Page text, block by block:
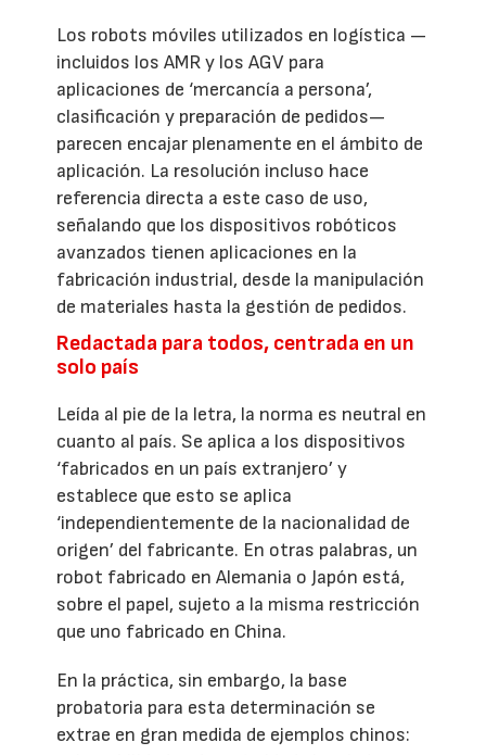
Los robots móviles utilizados en logística —
incluidos los AMR y los AGV para
aplicaciones de ‘mercancía a persona’,
clasificación y preparación de pedidos—
parecen encajar plenamente en el ámbito de
aplicación. La resolución incluso hace
referencia directa a este caso de uso,
señalando que los dispositivos robóticos
avanzados tienen aplicaciones en la
fabricación industrial, desde la manipulación
de materiales hasta la gestión de pedidos.
Redactada para todos, centrada en un
solo país
Leída al pie de la letra, la norma es neutral en
cuanto al país. Se aplica a los dispositivos
‘fabricados en un país extranjero’ y
establece que esto se aplica
‘independientemente de la nacionalidad de
origen’ del fabricante. En otras palabras, un
robot fabricado en Alemania o Japón está,
sobre el papel, sujeto a la misma restricción
que uno fabricado en China.
En la práctica, sin embargo, la base
probatoria para esta determinación se
extrae en gran medida de ejemplos chinos: